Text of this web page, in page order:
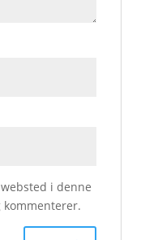
i denne